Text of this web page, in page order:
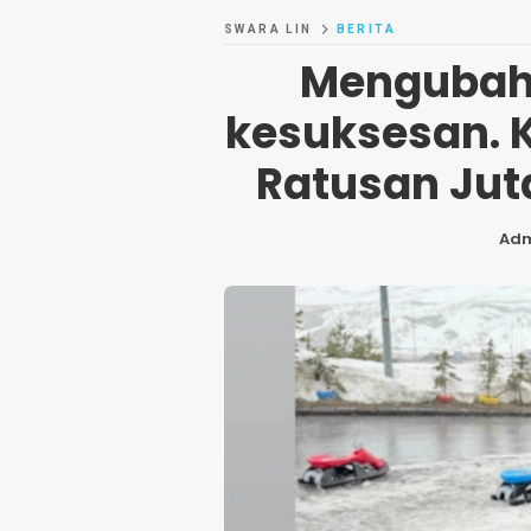
SWARA LIN BERITA
kesuksesan.
Ratusan